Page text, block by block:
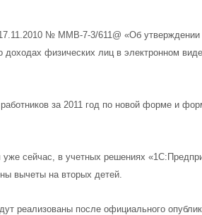
№ ММВ-7-3/611@ «Об
физических лиц в электронном
за 2011 год по новой форме и
сейчас, в учетных решениях
вычеты на вторых детей.
реализованы после официального